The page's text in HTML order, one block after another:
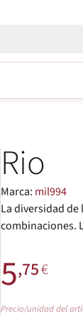
Rio
Marca: mil994
La diversidad
combinaciones.
5,75€
Precio/unidad del